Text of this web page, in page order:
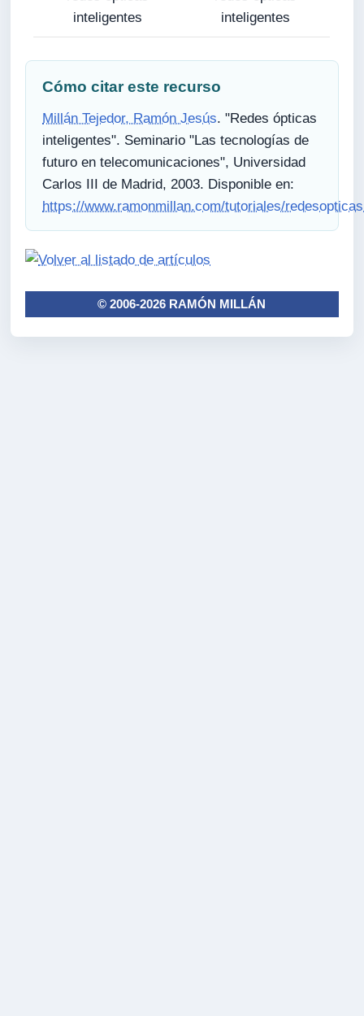
Cómo citar este recurso
Millán Tejedor, Ramón Jesús. "Redes ópticas
inteligentes". Seminario "Las tecnologías de
futuro en telecomunicaciones", Universidad
Carlos III de Madrid, 2003. Disponible en:
https://www.ramonmillan.com/tutoriales/
© 2006-2026 RAMÓN MILLÁN